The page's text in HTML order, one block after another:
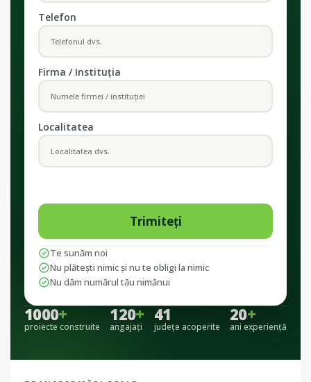
1000+
proiecte construite
120+
angajați
41
județe acoperite
20+
ani experiență
Telefon
Firma / Instituția
Localitatea
Te sunăm noi
Nu plătești nimic și nu te obligi la nimic
Nu dăm numărul tău nimănui